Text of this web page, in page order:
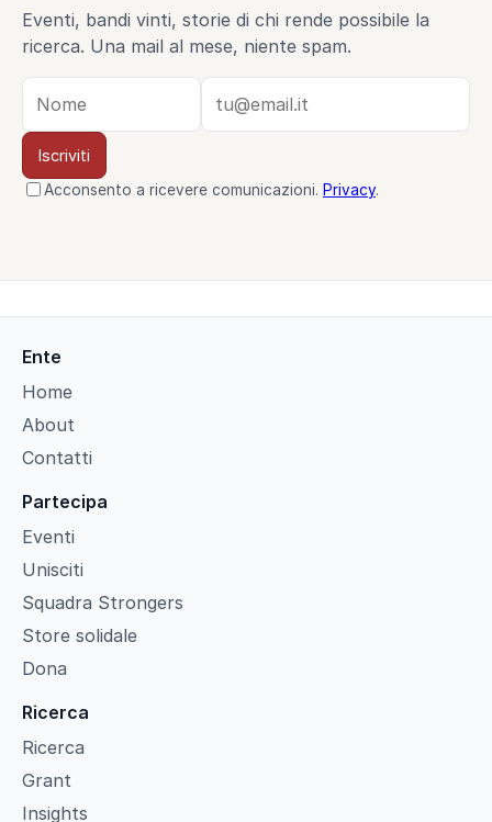
Eventi, bandi vinti, storie di chi rende possibile la
ricerca. Una mail al mese, niente spam.
Iscriviti
Acconsento a ricevere comunicazioni. Privacy.
Ente
Home
About
Contatti
Partecipa
Eventi
Unisciti
Squadra Strongers
Store solidale
Dona
Ricerca
Ricerca
Grant
Insights